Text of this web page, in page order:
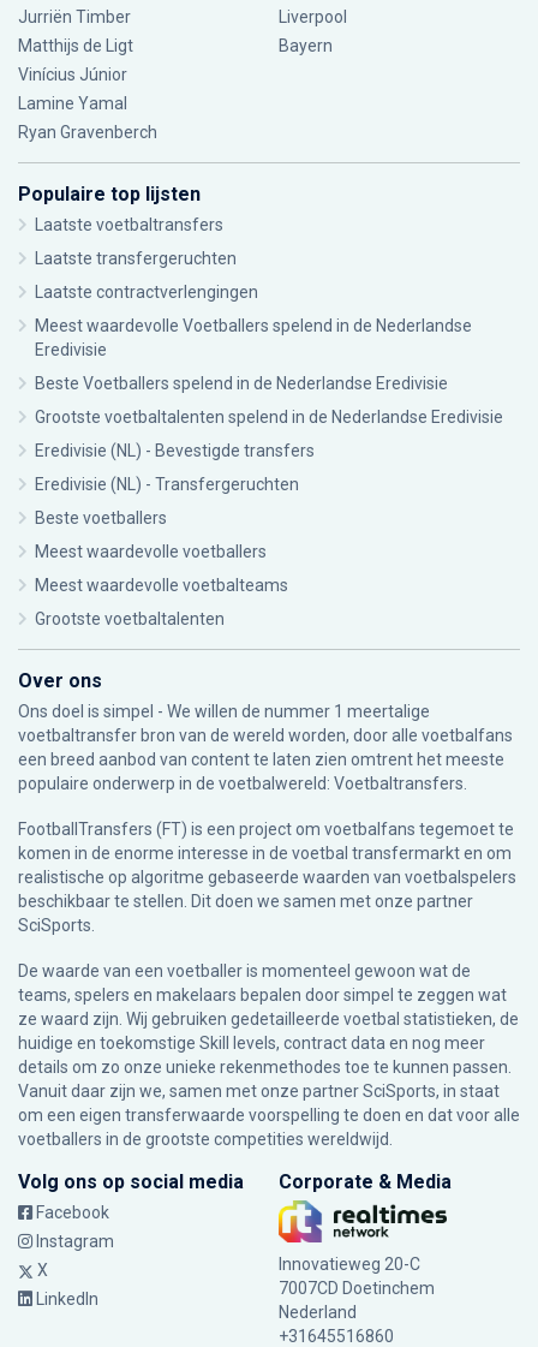
Jurriën Timber
Matthijs de Ligt
Vinícius Júnior
Lamine Yamal
Ryan Gravenberch
Liverpool
Bayern
Populaire top lijsten
Laatste voetbaltransfers
Laatste transfergeruchten
Laatste contractverlengingen
Meest waardevolle Voetballers spelend in de Nederlandse
Eredivisie
Beste Voetballers spelend in de Nederlandse Eredivisie
Grootste voetbaltalenten spelend in de Nederlandse Eredivisie
Eredivisie (NL) - Bevestigde transfers
Eredivisie (NL) - Transfergeruchten
Beste voetballers
Meest waardevolle voetballers
Meest waardevolle voetbalteams
Grootste voetbaltalenten
Over ons
Ons doel is simpel - We willen de nummer 1 meertalige
voetbaltransfer bron van de wereld worden, door alle voetbalfans
een breed aanbod van content te laten zien omtrent het meeste
populaire onderwerp in de voetbalwereld: Voetbaltransfers.
FootballTransfers (FT) is een project om voetbalfans tegemoet te
komen in de enorme interesse in de voetbal transfermarkt en om
realistische op algoritme gebaseerde waarden van voetbalspelers
beschikbaar te stellen. Dit doen we samen met onze partner
SciSports
De waarde van een voetballer is momenteel gewoon wat de
teams, spelers en makelaars bepalen door simpel te zeggen wat
ze waard zijn. Wij gebruiken gedetailleerde voetbal statistieken, de
huidige en toekomstige Skill levels, contract data en nog meer
details om zo onze unieke rekenmethodes toe te kunnen passen.
Vanuit daar zijn we, samen met onze partner SciSports, in staat
om een eigen transferwaarde voorspelling te doen en dat voor alle
voetballers in de grootste competities wereldwijd.
Volg ons op social media
Facebook
Instagram
X
LinkedIn
Corporate & Media
Innovatieweg 20-C
7007CD Doetinchem
Nederland
+31645516860